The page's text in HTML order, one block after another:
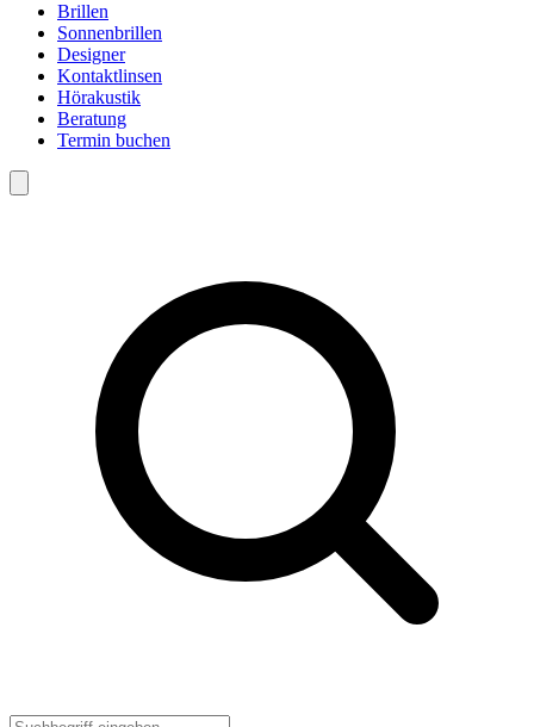
Brillen
Sonnenbrillen
Designer
Kontaktlinsen
Hörakustik
Beratung
Termin buchen